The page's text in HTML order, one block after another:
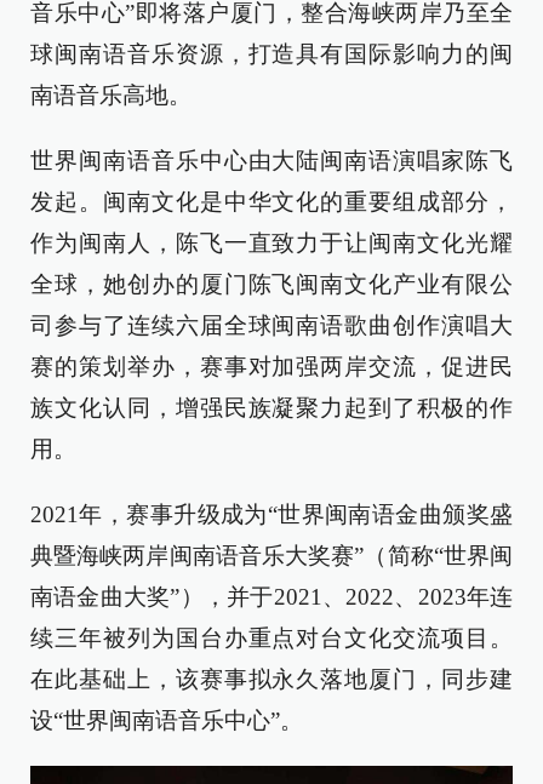
音乐中心”即将落户厦门，整合海峡两岸乃至全
球闽南语音乐资源，打造具有国际影响力的闽
南语音乐高地。
世界闽南语音乐中心由大陆闽南语演唱家陈飞
发起。闽南文化是中华文化的重要组成部分，
作为闽南人，陈飞一直致力于让闽南文化光耀
全球，她创办的厦门陈飞闽南文化产业有限公
司参与了连续六届全球闽南语歌曲创作演唱大
赛的策划举办，赛事对加强两岸交流，促进民
族文化认同，增强民族凝聚力起到了积极的作
用。
2021年，赛事升级成为“世界闽南语金曲颁奖盛
典暨海峡两岸闽南语音乐大奖赛”（简称“世界闽
南语金曲大奖”），并于2021、2022、2023年连
续三年被列为国台办重点对台文化交流项目。
在此基础上，该赛事拟永久落地厦门，同步建
设“世界闽南语音乐中心”。